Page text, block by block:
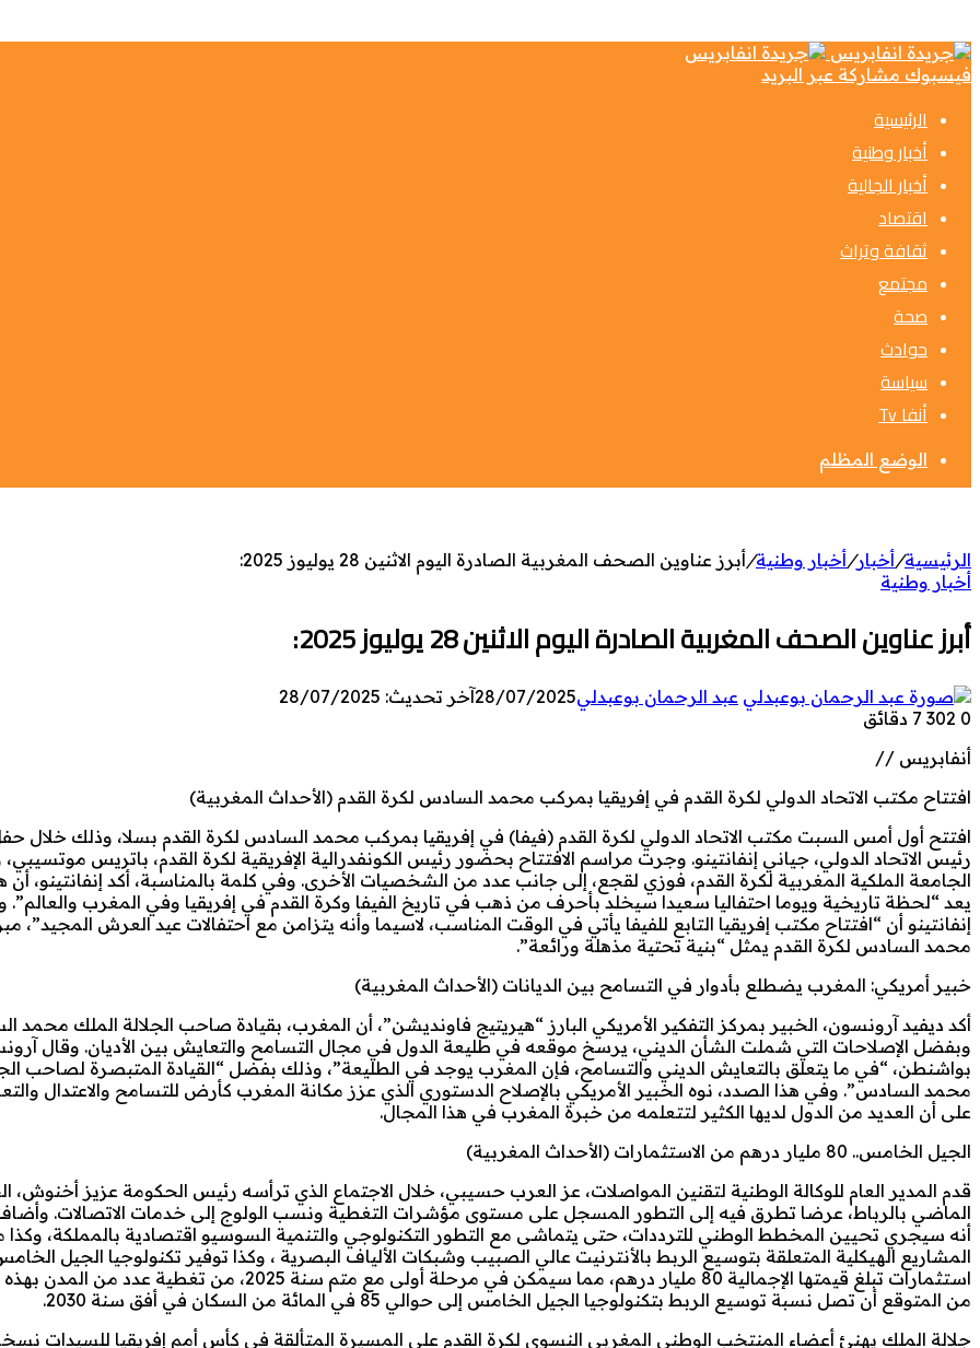
فيسبوك مشاركة عبر البريد
الرئيسية
أخبار وطنية
أخبار الجالية
اقتصاد
ثقافة وتراث
مجتمع
صحة
حوادث
سياسة
أنفا Tv
الوضع المظلم
الرئيسية/أخبار/أخبار وطنية/أبرز عناوين الصحف المغربية الصادرة اليوم الاثنين 28 يوليوز 2025:
أخبار وطنية
أبرز عناوين الصحف المغربية الصادرة اليوم الاثنين 28 يوليوز 2025:
عبد الرحمان بوعبدلي28/07/2025آخر تحديث: 28/07/2025
0
7 دقائق
أنفابريس //
افتتاح مكتب الاتحاد الدولي لكرة القدم في إفريقيا بمركب محمد السادس لكرة القدم (الأحداث المغربية)
افتتح أول أمس السبت مكتب الاتحاد الدولي لكرة القدم (فيفا) في إفريقيا بمركب محمد السادس لكرة القدم بسلا، وذلك خلال
رئيس الاتحاد الدولي، جياني إنفانتينو. وجرت مراسم الافتتاح بحضور رئيس الكونفدرالية الإفريقية لكرة القدم، باتريس
الجامعة الملكية المغربية لكرة القدم، فوزي لقجع، إلى جانب عدد من الشخصيات الأخرى. وفي كلمة بالمناسبة، أكد إنفانتينو، أن
يعد “لحظة تاريخية ويوما احتفاليا سعيدا سيخلد بأحرف من ذهب في تاريخ الفيفا وكرة القدم في إفريقيا وفي المغرب
إنفانتينو أن “افتتاح مكتب إفريقيا التابع للفيفا يأتي في الوقت المناسب، لاسيما وأنه يتزامن مع احتفالات عيد العرش المجيد”،
محمد السادس لكرة القدم يمثل “بنية تحتية مذهلة ورائعة”.
خبير أمريكي: المغرب يضطلع بأدوار في التسامح بين الديانات (الأحداث المغربية)
أكد ديفيد آرونسون، الخبير بمركز التفكير الأمريكي البارز “هيريتيج فاونديشن”، أن المغرب، بقيادة صاحب الجلالة الملك محمد
وبفضل الإصلاحات التي شملت الشأن الديني، يرسخ موقعه في طليعة الدول في مجال التسامح والتعايش بين الأديان. وقال
بواشنطن، “في ما يتعلق بالتعايش الديني والتسامح، فإن المغرب يوجد في الطليعة”، وذلك بفضل “القيادة المتبصرة لصاحب
محمد السادس”. وفي هذا الصدد، نوه الخبير الأمريكي بالإصلاح الدستوري الذي عزز مكانة المغرب كأرض للتسامح والاعتدال
على أن العديد من الدول لديها الكثير لتتعلمه من خبرة المغرب في هذا المجال.
الجيل الخامس.. 80 مليار درهم من الاستثمارات (الأحداث المغربية)
قدم المدير العام للوكالة الوطنية لتقنين المواصلات، عز العرب حسيبي، خلال الاجتماع الذي ترأسه رئيس الحكومة عزيز أخنوش،
الماضي بالرباط، عرضا تطرق فيه إلى التطور المسجل على مستوى مؤشرات التغطية ونسب الولوج إلى خدمات الاتصالات. وأضاف
أنه سيجري تحيين المخطط الوطني للترددات، حتى يتماشى مع التطور التكنولوجي والتنمية السوسيو اقتصادية بالمملكة، وكذا
المشاريع الهيكلية المتعلقة بتوسيع الربط بالأنترنيت عالي الصبيب وشبكات الألياف البصرية ، وكذا توفير تكنولوجيا الجيل
استثمارات تبلغ قيمتها الإجمالية 80 مليار درهم، مما سيمكن في مرحلة أولى مع متم سنة 2025، من
من المتوقع أن تصل نسبة توسيع الربط بتكنولوجيا الجيل الخامس إلى حوالي 85 في المائة من السكان في أفق سنة 2030.